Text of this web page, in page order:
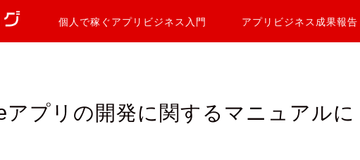
個人で稼ぐアプリビジネス入門 アプリビジネス成果報告
アプリの開発に関するマニュアルに